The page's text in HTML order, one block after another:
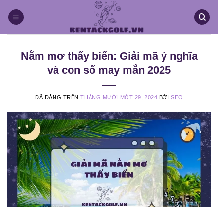
đến
Nằm mơ thấy biển: Giải mã ý nghĩa
và con số may mắn 2025
ĐÃ ĐĂNG TRÊNTHÁNG MƯỜI MỘT 29, 2024 BỞISEO